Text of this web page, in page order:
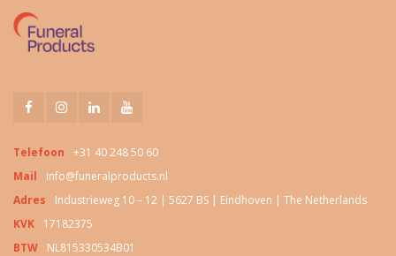
Telefoon
+31 40 248 50 60
Mail
info@funeralproducts.nl
Adres
Industrieweg 10 – 12 | 5627 BS | Eindhoven | The Netherlands
KVK
17182375
BTW
NL815330534B01